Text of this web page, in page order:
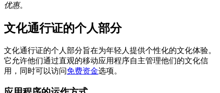
优惠。
文化通行证的个人部分
文化通行证的个人部分旨在为年轻人提供个性化的文化体验。
它允许他们通过直观的移动应用程序自主管理他们的文化信
用，同时可以访问免费资金选项。